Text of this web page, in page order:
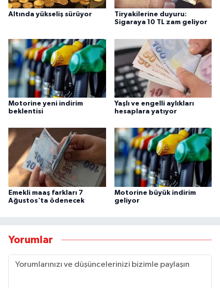
Altında yükseliş sürüyor
Tiryakilerine duyuru:
Sigaraya 10 TL zam geliyor
Motorine yeni indirim
beklentisi
Yaşlı ve engelli aylıkları
hesaplara yatıyor
Emekli maaş farkları 7
Ağustos'ta ödenecek
Motorine büyük indirim
geliyor
Yorumlar